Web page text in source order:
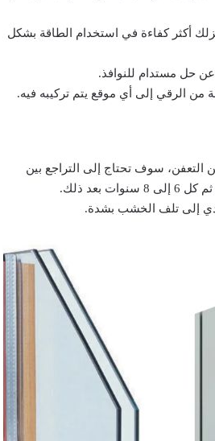
أكثر كفاءة في استخدام الطاقة بشكل
عن حل مستدام للنوافذ.
الرقي إلى أي موقع يتم تركيبه فيه.
سوف تحتاج إلى التراجع بين
إلى تلف الخشب بشدة.